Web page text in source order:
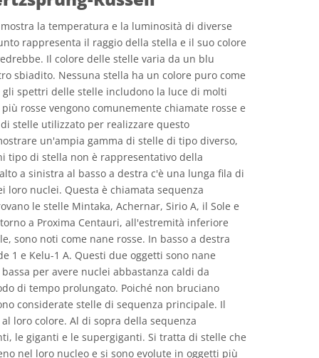
la temperatura e la luminosità di diverse
rappresenta il raggio della stella e il suo colore
Il colore delle stelle varia da un blu
sbiadito. Nessuna stella ha un colore puro come
spettri delle stelle includono la luce di molti
rosse vengono comunemente chiamate rosse e
stelle utilizzato per realizzare questo
un'ampia gamma di stelle di tipo diverso,
tipo di stella non è rappresentativo della
a sinistra al basso a destra c'è una lunga fila di
loro nuclei. Questa è chiamata sequenza
le stelle Mintaka, Achernar, Sirio A, il Sole e
a Proxima Centauri, all'estremità inferiore
sono noti come nane rosse. In basso a destra
1 e Kelu-1 A. Questi due oggetti sono nane
per avere nuclei abbastanza caldi da
di tempo prolungato. Poiché non bruciano
considerate stelle di sequenza principale. Il
loro colore. Al di sopra della sequenza
le giganti e le supergiganti. Si tratta di stelle che
nel loro nucleo e si sono evolute in oggetti più